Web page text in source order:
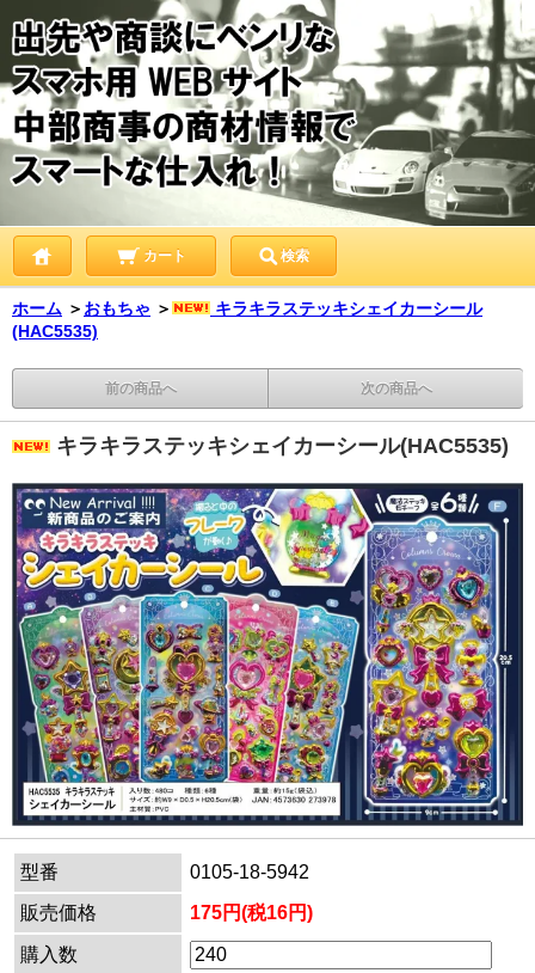
カート 検索
ホーム ＞ おもちゃ ＞
キラキラステッキシェイカーシール
(HAC5535)
前の商品へ 次の商品へ
キラキラステッキシェイカーシール(HAC5535)
型番
0105-18-5942
販売価格
175円(税16円)
購入数